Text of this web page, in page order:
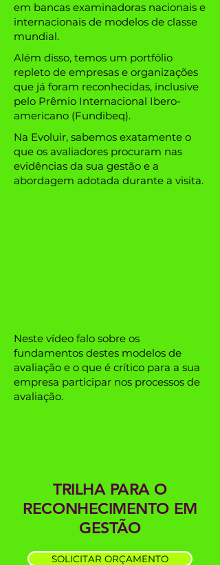
em bancas examinadoras nacionais e
internacionais de modelos de classe
mundial.
Além disso, temos um portfólio
repleto de empresas e organizações
que já foram reconhecidas, inclusive
pelo Prêmio Internacional Ibero-
americano (Fundibeq).
Na Evoluir, sabemos exatamente o
que os avaliadores procuram nas
evidências da sua gestão e a
abordagem adotada durante a visita.
Neste vídeo falo sobre os
fundamentos destes modelos de
avaliação e o que é crítico para a sua
empresa participar nos processos de
avaliação.
TRILHA PARA O
RECONHECIMENTO EM
GESTÃO
SOLICITAR ORÇAMENTO